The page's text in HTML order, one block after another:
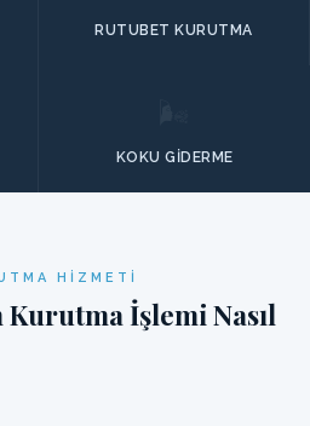
RUTUBET KURUTMA
KOKU GIDERME
HIZMETI
İşlemi Nasıl